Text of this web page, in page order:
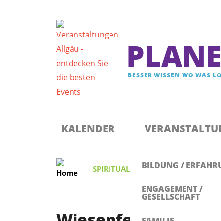
BESSER WISSEN WO WAS
KALENDER
BILDUNG /
ENGAGEMENT /
GESELLSCHAFT
Registrieren & Newsletter abonnieren
Anmelden
SPIRITUALITÄT,FEST